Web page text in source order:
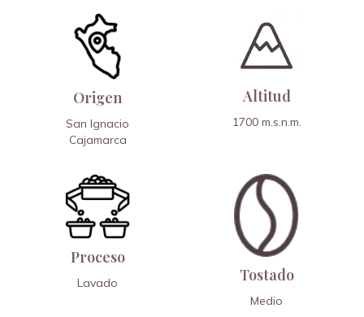
Origen
San Ignacio
Cajamarca
Altitud
1700m.s.n.m.
Proceso
Lavado Tostado
Medio